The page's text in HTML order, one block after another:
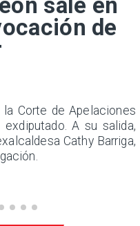
de
la Corte de Apelaciones
A su salida,
Cathy Barriga,